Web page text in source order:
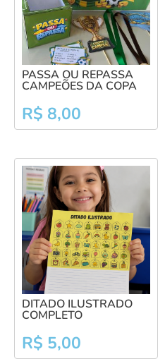
PASSA OU REPASSA
CAMPEÕES DA COPA
R$ 8,00
DITADO ILUSTRADO
COMPLETO
R$ 5,00